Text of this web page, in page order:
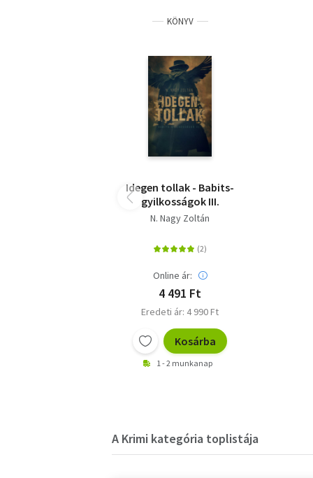
KÖNYV
Idegen tollak - Babits-
gyilkosságok III.
N. Nagy Zoltán
Online ár:
4 491 Ft
Eredeti ár: 4 990 Ft
Kosárba
1 - 2 munkanap
A Krimi kategória toplistája